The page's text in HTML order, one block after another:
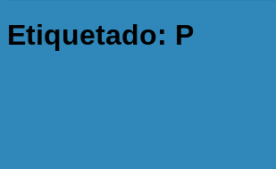
Etiquetado: P